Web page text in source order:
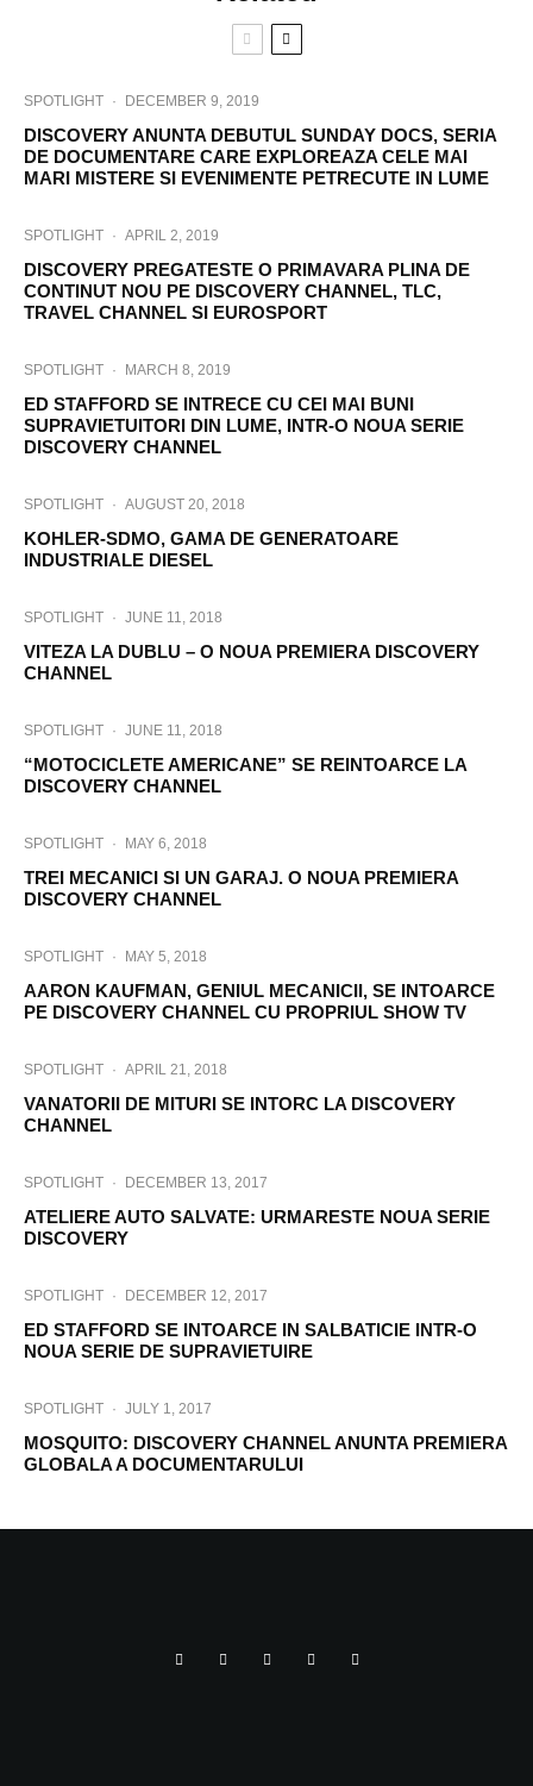
SPOTLIGHT · DECEMBER 9, 2019
DISCOVERY ANUNTA DEBUTUL SUNDAY DOCS, SERIA
DE DOCUMENTARE CARE EXPLOREAZA CELE MAI
MARI MISTERE SI EVENIMENTE PETRECUTE IN LUME
SPOTLIGHT · APRIL 2, 2019
DISCOVERY PREGATESTE O PRIMAVARA PLINA DE
CONTINUT NOU PE DISCOVERY CHANNEL, TLC,
TRAVEL CHANNEL SI EUROSPORT
SPOTLIGHT · MARCH 8, 2019
ED STAFFORD SE INTRECE CU CEI MAI BUNI
SUPRAVIETUITORI DIN LUME, INTR-O NOUA SERIE
DISCOVERY CHANNEL
SPOTLIGHT · AUGUST 20, 2018
KOHLER-SDMO, GAMA DE GENERATOARE
INDUSTRIALE DIESEL
SPOTLIGHT · JUNE 11, 2018
VITEZA LA DUBLU – O NOUA PREMIERA DISCOVERY
CHANNEL
SPOTLIGHT · JUNE 11, 2018
“MOTOCICLETE AMERICANE” SE REINTOARCE LA
DISCOVERY CHANNEL
SPOTLIGHT · MAY 6, 2018
TREI MECANICI SI UN GARAJ. O NOUA PREMIERA
DISCOVERY CHANNEL
SPOTLIGHT · MAY 5, 2018
AARON KAUFMAN, GENIUL MECANICII, SE INTOARCE
PE DISCOVERY CHANNEL CU PROPRIUL SHOW TV
SPOTLIGHT · APRIL 21, 2018
VANATORII DE MITURI SE INTORC LA DISCOVERY
CHANNEL
SPOTLIGHT · DECEMBER 13, 2017
ATELIERE AUTO SALVATE: URMARESTE NOUA SERIE
DISCOVERY
SPOTLIGHT · DECEMBER 12, 2017
ED STAFFORD SE INTOARCE IN SALBATICIE INTR-O
NOUA SERIE DE SUPRAVIETUIRE
SPOTLIGHT · JULY 1, 2017
MOSQUITO: DISCOVERY CHANNEL ANUNTA PREMIERA
GLOBALA A DOCUMENTARULUI